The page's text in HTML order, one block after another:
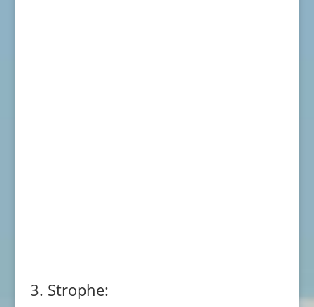
3. Strophe: